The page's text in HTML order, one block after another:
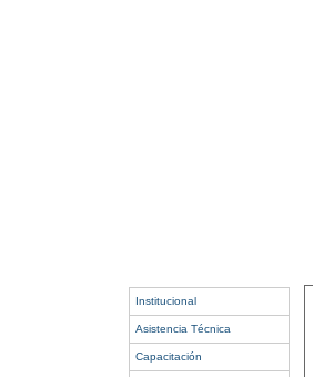
Institucional
Asistencia Técnica
Capacitación